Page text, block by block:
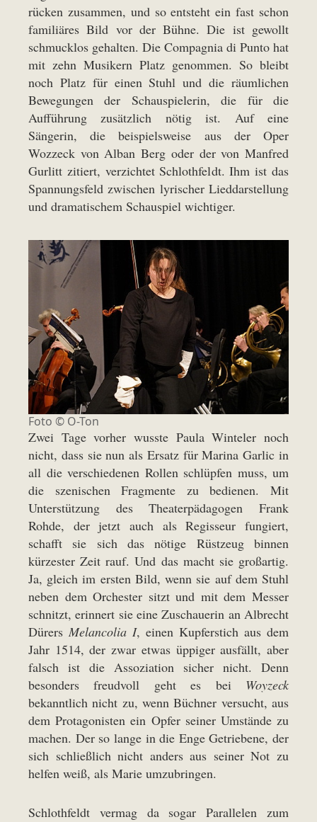
rücken zusammen, und so entsteht ein fast schon
familiäres Bild vor der Bühne. Die ist gewollt
schmucklos gehalten. Die Compagnia di Punto hat
mit zehn Musikern Platz genommen. So bleibt
noch Platz für einen Stuhl und die räumlichen
Bewegungen der Schauspielerin, die für die
Aufführung zusätzlich nötig ist. Auf eine
Sängerin, die beispielsweise aus der Oper
Wozzeck von Alban Berg oder der von Manfred
Gurlitt zitiert, verzichtet Schlothfeldt. Ihm ist das
Spannungsfeld zwischen lyrischer Lieddarstellung
und dramatischem Schauspiel wichtiger.
Foto © O-Ton
Zwei Tage vorher wusste Paula Winteler noch
nicht, dass sie nun als Ersatz für Marina Garlic in
all die verschiedenen Rollen schlüpfen muss, um
die szenischen Fragmente zu bedienen. Mit
Unterstützung des Theaterpädagogen Frank
Rohde, der jetzt auch als Regisseur fungiert,
schafft sie sich das nötige Rüstzeug binnen
kürzester Zeit rauf. Und das macht sie großartig.
Ja, gleich im ersten Bild, wenn sie auf dem Stuhl
neben dem Orchester sitzt und mit dem Messer
schnitzt, erinnert sie eine Zuschauerin an Albrecht
Dürers Melancolia I, einen Kupferstich aus dem
Jahr 1514, der zwar etwas üppiger ausfällt, aber
falsch ist die Assoziation sicher nicht. Denn
besonders freudvoll geht es bei Woyzeck
bekanntlich nicht zu, wenn Büchner versucht, aus
dem Protagonisten ein Opfer seiner Umstände zu
machen. Der so lange in die Enge Getriebene, der
sich schließlich nicht anders aus seiner Not zu
helfen weiß, als Marie umzubringen.
Schlothfeldt vermag da sogar Parallelen zum